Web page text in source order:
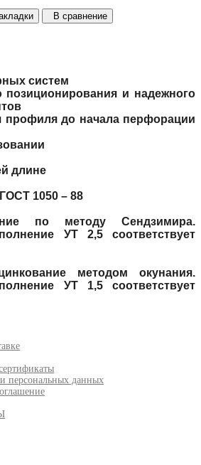
В сравнение
систем
позиционирования и надежного
профиля до начала перфорации
длине
1050 – 88
по методу Сендзимира.
УТ 2,5 соответствует
методом окунания.
УТ 1,5 соответствует
персональных данных